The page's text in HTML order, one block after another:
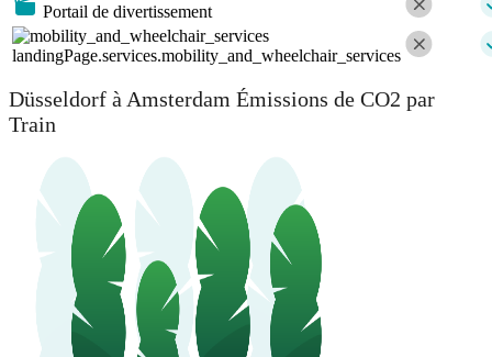
Portail de divertissement
landingPage.services.mobility_and_wheelchair_services
Düsseldorf à Amsterdam Émissions de CO2 par
Train